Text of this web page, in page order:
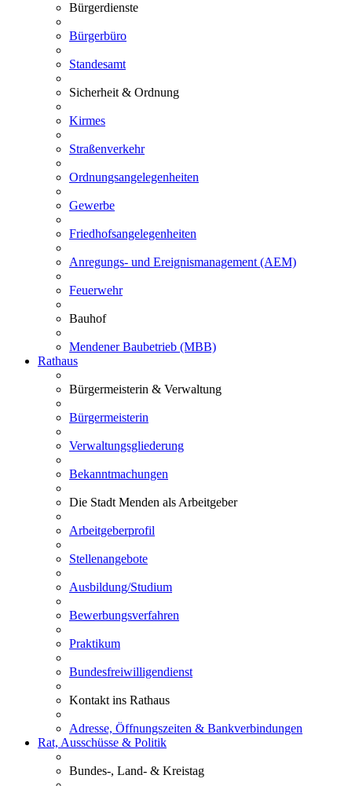
Bürgerdienste
Bürgerbüro
Standesamt
Sicherheit & Ordnung
Kirmes
Straßenverkehr
Ordnungsangelegenheiten
Gewerbe
Friedhofsangelegenheiten
Anregungs- und Ereignismanagement (AEM)
Feuerwehr
Bauhof
Mendener Baubetrieb (MBB)
Rathaus
Bürgermeisterin & Verwaltung
Bürgermeisterin
Verwaltungsgliederung
Bekanntmachungen
Die Stadt Menden als Arbeitgeber
Arbeitgeberprofil
Stellenangebote
Ausbildung/Studium
Bewerbungsverfahren
Praktikum
Bundesfreiwilligendienst
Kontakt ins Rathaus
Adresse, Öffnungszeiten & Bankverbindungen
Rat, Ausschüsse & Politik
Bundes-, Land- & Kreistag